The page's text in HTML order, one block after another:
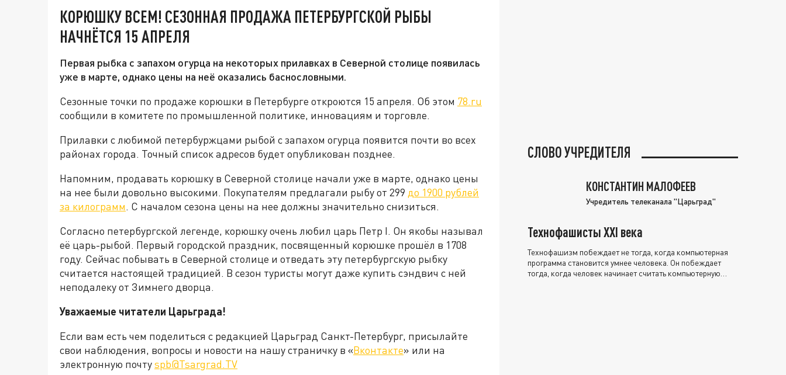
КОРЮШКУ ВСЕМ! СЕЗОННАЯ ПРОДАЖА ПЕТЕРБУРГСКОЙ РЫБЫ
НАЧНЁТСЯ 15 АПРЕЛЯ
Первая рыбка с запахом огурца на некоторых прилавках в Северной столице появилась
уже в марте, однако цены на неё оказались баснословными.
Сезонные точки по продаже корюшки в Петербурге откроются 15 апреля. Об этом 78.ru
сообщили в комитете по промышленной политике, инновациям и торговле.
Прилавки с любимой петербуржцами рыбой с запахом огурца появится почти во всех
районах города. Точный список адресов будет опубликован позднее.
Напомним, продавать корюшку в Северной столице начали уже в марте, однако цены
на нее были довольно высокими. Покупателям предлагали рыбу от 299 до 1900 рублей
за килограмм. С началом сезона цены на нее должны значительно снизиться.
Согласно петербургской легенде, корюшку очень любил царь Петр I. Он якобы называл
её царь-рыбой. Первый городской праздник, посвященный корюшке прошёл в 1708
году. Сейчас побывать в Северной столице и отведать эту петербургскую рыбку
считается настоящей традицией. В сезон туристы могут даже купить сэндвич с ней
неподалеку от Зимнего дворца.
Уважаемые читатели Царьграда!
Если вам есть чем поделиться с редакцией Царьград Санкт-Петербург, присылайте
свои наблюдения, вопросы и новости на нашу страничку в «Вконтакте» или на
электронную почтуspb@Tsargrad.TV
СЛОВО УЧРЕДИТЕЛЯ
КОНСТАНТИН МАЛОФЕЕВ
Учредитель телеканала "Царьград"
Технофашисты XXI века
Технофашизм побеждает не тогда, когда компьютерная
программа становится умнее человека. Он побеждает
тогда, когда человек начинает считать компьютерную